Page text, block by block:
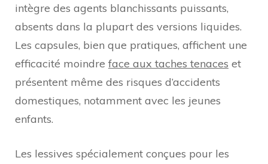
intègre des agents blanchissants puissants,
absents dans la plupart des versions liquides.
Les capsules, bien que pratiques, affichent une
efficacité moindre face aux taches tenaces et
présentent même des risques d’accidents
domestiques, notamment avec les jeunes
enfants.
Les lessives spécialement conçues pour les